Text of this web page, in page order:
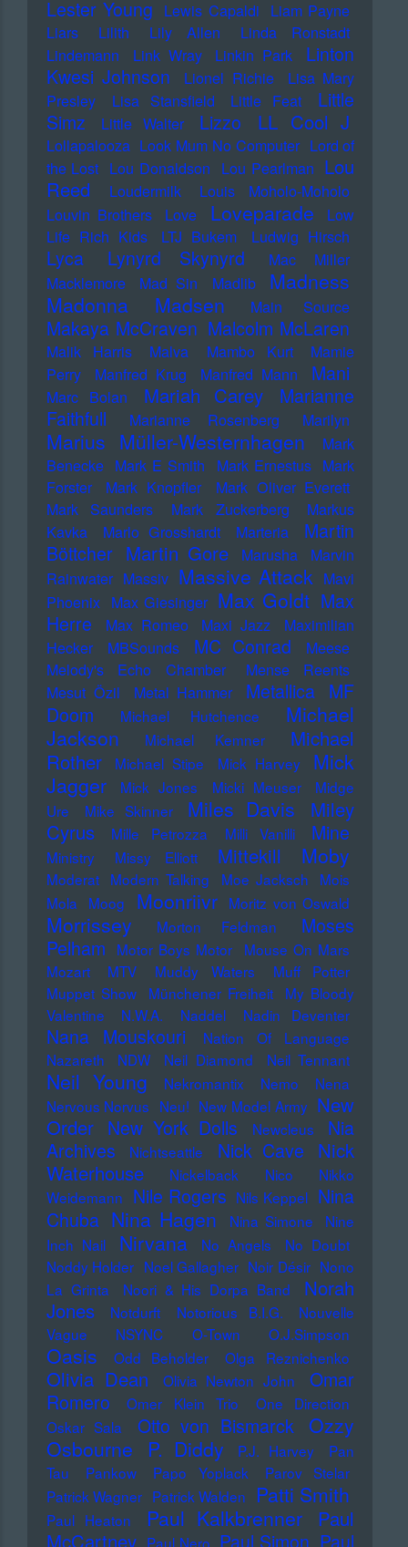
Lester Young Lewis Capaldi Liam Payne
Liars
Lilith Lily Allen
Linda Ronstadt
Lindemann
Link Wray Linkin Park
Linton
Kwesi Johnson
Lionel Richie
Lisa Mary
Presley
Lisa Stansfield Little Feat
Little
Simz
Little Walter Lizzo LL Cool J
Lollapalooza Look Mum No Computer Lord of
the Lost Lou Donaldson Lou Pearlman Lou
Reed
Loudermilk
Louis Moholo-Moholo
Louvin Brothers
Love Loveparade
Low
Life Rich Kids
LTJ Bukem Ludwig Hirsch
Lyca Lynyrd Skynyrd
Mac Miller
Macklemore
Mad Sin Madlib
Madness
Madonna
Madsen Main Source
Makaya McCraven Malcolm McLaren
Malik Harris Malva Mambo Kurt
Mamie
Perry
Manfred Krug Manfred Mann Mani
Marc Bolan Mariah Carey
Marianne
Faithfull
Marianne Rosenberg Marilyn
Marius Müller-Westernhagen
Mark
Benecke Mark E Smith Mark Ernestus Mark
Forster
Mark Knopfler
Mark Oliver Everett
Mark Saunders
Mark Zuckerberg
Markus
Kavka
Marlo Grosshardt Marteria
Martin
Böttcher Martin Gore Marusha
Marvin
Rainwater Massiv Massive Attack Mavi
Phoenix Max Giesinger Max Goldt Max
Herre
Max Romeo Maxi Jazz
Maximilian
Hecker
MBSounds MC Conrad
Meese
Melody's Echo Chamber
Mense Reents
Mesut Özil
Metal Hammer Metallica MF
Doom
Michael Hutchence
Michael
Jackson
Michael Kemner
Michael
Rother
Michael Stipe Mick Harvey
Mick
Jagger
Mick Jones Micki Meuser
Midge
Ure
Mike Skinner Miles Davis
Miley
Cyrus
Mille Petrozza Milli Vanilli Mine
Ministry Missy Elliott Mittekill Moby
Moderat Modern Talking Moe Jacksch
Mois
Mola
Moog Moonriivr Moritz von Oswald
Morrissey Morton Feldman
Moses
Pelham
Motor Boys Motor
Mouse On Mars
Mozart
MTV Muddy Waters
Muff Potter
Muppet Show
Münchener Freiheit
My Bloody
Valentine
N.W.A. Naddel Nadin Deventer
Nana Mouskouri
Nation Of Language
Nazareth
NDW Neil Diamond Neil Tennant
Neil Young Nekromantix Nemo
Nena
Nervous Norvus Neu! New Model Army New
Order New York Dolls Newcleus
Nia
Archives
Nichtseattle Nick Cave
Nick
Waterhouse
Nickelback Nico
Nikko
Weidemann Nile Rogers Nils Keppel Nina
Chuba Nina Hagen Nina Simone
Nine
Inch Nail
Nirvana No Angels
No Doubt
Noddy Holder Noel Gallagher Noir Désir Nono
La Grinta
Noori & His Dorpa Band
Norah
Jones
Notdurft Notorious B.I.G.
Nouvelle
Vague
NSYNC O-Town O.J.Simpson
Oasis Odd Beholder Olga Reznichenko
Olivia Dean Olivia Newton John
Omar
Romero
Omer Klein Trio
One Direction
Oskar Sala
Otto von Bismarck Ozzy
Osbourne
P. Diddy P.J. Harvey
Pan
Tau
Pankow Papo Yoplack
Parov Stelar
Patrick Wagner Patrick Walden Patti Smith
Paul Heaton Paul Kalkbrenner
Paul
McCartney Paul Nero